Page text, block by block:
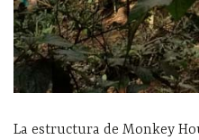
La estructura de Monkey